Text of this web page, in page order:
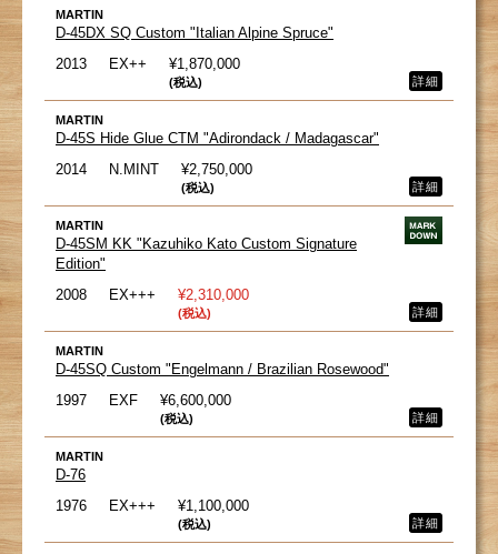
MARTIN
D-45DX SQ Custom "Italian Alpine Spruce"
2013
EX++ ¥1,870,000
(税込) 詳細
MARTIN
D-45S Hide Glue CTM "Adirondack / Madagascar"
2014
N.MINT ¥2,750,000
(税込) 詳細
MARTIN
D-45SM KK "Kazuhiko Kato Custom Signature
Edition"
2008
EX+++ ¥2,310,000
(税込) 詳細
MARTIN
D-45SQ Custom "Engelmann / Brazilian Rosewood"
1997
EXF ¥6,600,000
(税込) 詳細
MARTIN
D-76
1976
EX+++ ¥1,100,000
(税込) 詳細